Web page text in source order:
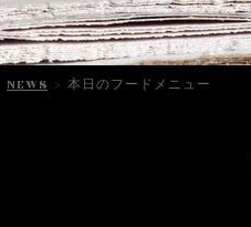
NEWS > 本日のフードメニュー